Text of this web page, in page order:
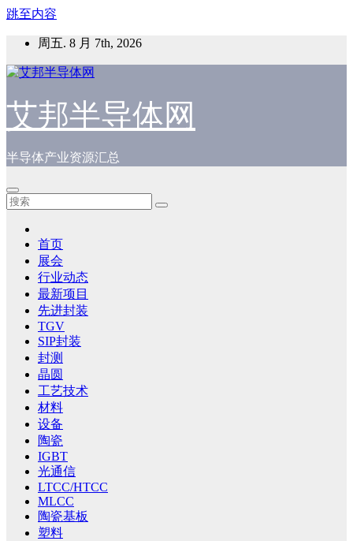
跳至内容
周五. 8 月 7th, 2026
艾邦半导体网
半导体产业资源汇总
首页
展会
行业动态
最新项目
先进封装
TGV
SIP封装
封测
晶圆
工艺技术
材料
设备
陶瓷
IGBT
光通信
LTCC/HTCC
MLCC
陶瓷基板
塑料